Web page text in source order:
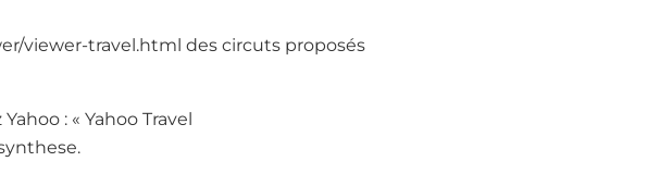
viewer-travel.html des circuts proposés
: « Yahoo Travel